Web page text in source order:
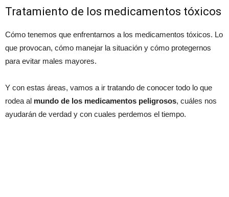
Tratamiento de los medicamentos tóxicos
Cómo tenemos que enfrentarnos a los medicamentos tóxicos. Lo
que provocan, cómo manejar la situación y cómo protegernos
para evitar males mayores.
Y con estas áreas, vamos a ir tratando de conocer todo lo que
rodea al mundo de los medicamentos peligrosos, cuáles nos
ayudarán de verdad y con cuales perdemos el tiempo.